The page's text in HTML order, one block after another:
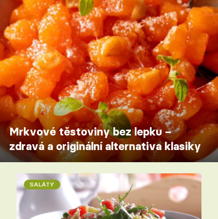
Mrkvové těstoviny bez lepku –
zdravá a originální alternativa klasiky
SALÁTY